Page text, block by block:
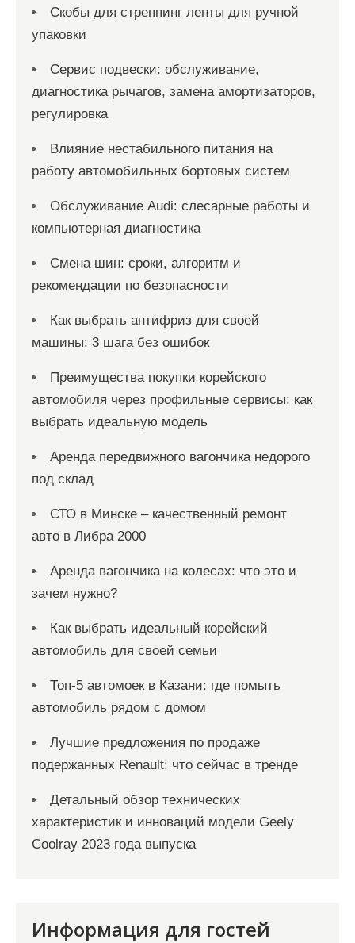
Скобы для стреппинг ленты для ручной
упаковки
Сервис подвески: обслуживание,
диагностика рычагов, замена амортизаторов,
регулировка
Влияние нестабильного питания на
работу автомобильных бортовых систем
Обслуживание Audi: слесарные работы и
компьютерная диагностика
Смена шин: сроки, алгоритм и
рекомендации по безопасности
Как выбрать антифриз для своей
машины: 3 шага без ошибок
Преимущества покупки корейского
автомобиля через профильные сервисы: как
выбрать идеальную модель
Аренда передвижного вагончика недорого
под склад
СТО в Минске – качественный ремонт
авто в Либра 2000
Аренда вагончика на колесах: что это и
зачем нужно?
Как выбрать идеальный корейский
автомобиль для своей семьи
Топ-5 автомоек в Казани: где помыть
автомобиль рядом с домом
Лучшие предложения по продаже
подержанных Renault: что сейчас в тренде
Детальный обзор технических
характеристик и инноваций модели Geely
Coolray 2023 года выпуска
Информация для гостей